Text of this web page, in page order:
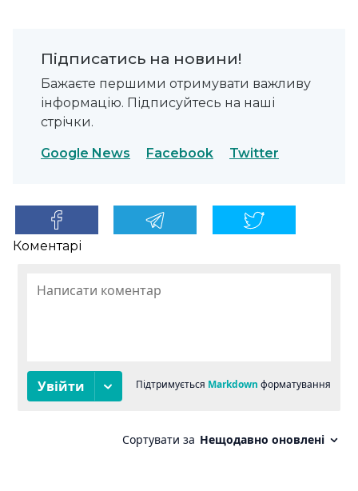
Підписатись на новини!
Бажаєте першими отримувати важливу
інформацію. Підписуйтесь на наші
стрічки.
Google News Facebook Twitter
Коментарі